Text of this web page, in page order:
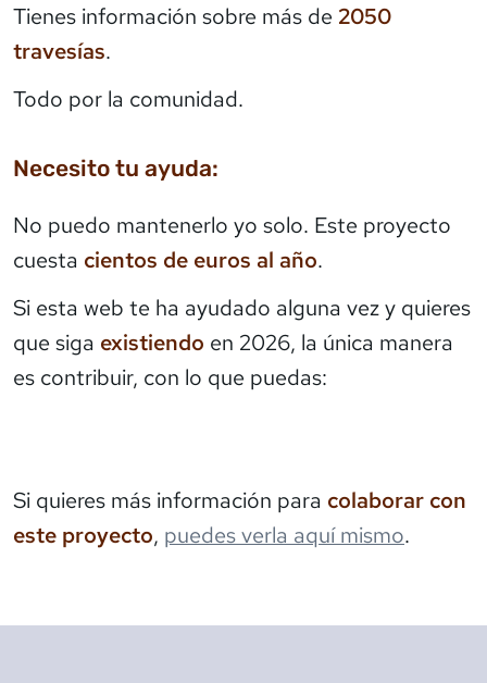
Tienes información sobre más de 2050
travesías.
Todo por la comunidad.
Necesito tu ayuda:
No puedo mantenerlo yo solo. Este proyecto
cuesta cientos de euros al año.
Si esta web te ha ayudado alguna vez y quieres
que siga existiendo en 2026, la única manera
es contribuir, con lo que puedas:
Si quieres más información para colaborar con
este proyecto, puedes verla aquí mismo.